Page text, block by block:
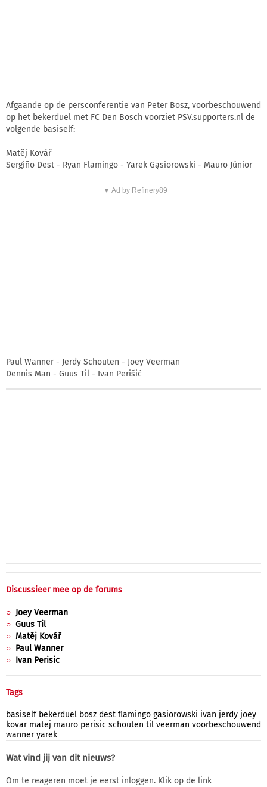
Afgaande op de persconferentie van Peter Bosz, voorbeschouwend
op het bekerduel met FC Den Bosch voorziet PSV.supporters.nl de
volgende basiself:
Matěj Kovář
Sergiño Dest - Ryan Flamingo - Yarek Gąsiorowski - Mauro Júnior
▼ Ad by Refinery89
Paul Wanner - Jerdy Schouten - Joey Veerman
Dennis Man - Guus Til - Ivan Perišić
Discussieer mee op de forums
Joey Veerman
Guus Til
Matěj Kovář
Paul Wanner
Ivan Perisic
Tags
basiself bekerduel bosz dest flamingo gasiorowski ivan jerdy joey
kovar matej mauro perisic schouten til veerman voorbeschouwend
wanner yarek
Wat vind jij van dit nieuws?
Om te reageren moet je eerst inloggen. Klik op de link